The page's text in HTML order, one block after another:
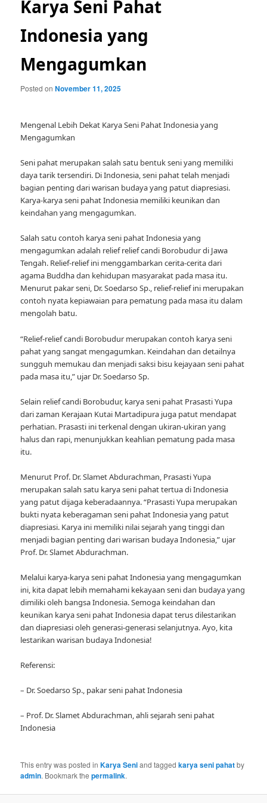
Karya Seni Pahat
Indonesia yang
Mengagumkan
Posted onNovember 11, 2025
Mengenal Lebih Dekat Karya Seni Pahat Indonesia yang
Mengagumkan
Seni pahat merupakan salah satu bentuk seni yang memiliki
daya tarik tersendiri. Di Indonesia, seni pahat telah menjadi
bagian penting dari warisan budaya yang patut diapresiasi.
Karya-karya seni pahat Indonesia memiliki keunikan dan
keindahan yang mengagumkan.
Salah satu contoh karya seni pahat Indonesia yang
mengagumkan adalah relief relief candi Borobudur di Jawa
Tengah. Relief-relief ini menggambarkan cerita-cerita dari
agama Buddha dan kehidupan masyarakat pada masa itu.
Menurut pakar seni, Dr. Soedarso Sp., relief-relief ini merupakan
contoh nyata kepiawaian para pematung pada masa itu dalam
mengolah batu.
“Relief-relief candi Borobudur merupakan contoh karya seni
pahat yang sangat mengagumkan. Keindahan dan detailnya
sungguh memukau dan menjadi saksi bisu kejayaan seni pahat
pada masa itu,” ujar Dr. Soedarso Sp.
Selain relief candi Borobudur, karya seni pahat Prasasti Yupa
dari zaman Kerajaan Kutai Martadipura juga patut mendapat
perhatian. Prasasti ini terkenal dengan ukiran-ukiran yang
halus dan rapi, menunjukkan keahlian pematung pada masa
itu.
Menurut Prof. Dr. Slamet Abdurachman, Prasasti Yupa
merupakan salah satu karya seni pahat tertua di Indonesia
yang patut dijaga keberadaannya. “Prasasti Yupa merupakan
bukti nyata keberagaman seni pahat Indonesia yang patut
diapresiasi. Karya ini memiliki nilai sejarah yang tinggi dan
menjadi bagian penting dari warisan budaya Indonesia,” ujar
Prof. Dr. Slamet Abdurachman.
Melalui karya-karya seni pahat Indonesia yang mengagumkan
ini, kita dapat lebih memahami kekayaan seni dan budaya yang
dimiliki oleh bangsa Indonesia. Semoga keindahan dan
keunikan karya seni pahat Indonesia dapat terus dilestarikan
dan diapresiasi oleh generasi-generasi selanjutnya. Ayo, kita
lestarikan warisan budaya Indonesia!
Referensi:
– Dr. Soedarso Sp., pakar seni pahat Indonesia
– Prof. Dr. Slamet Abdurachman, ahli sejarah seni pahat
Indonesia
This entry was posted inKarya Seniand taggedkarya seni pahatby
admin. Bookmark thepermalink.